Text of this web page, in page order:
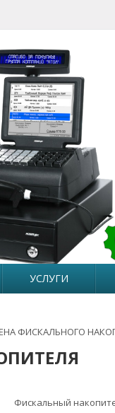
УСЛУГИ
ФИСКАЛЬНОГО
Фискальный